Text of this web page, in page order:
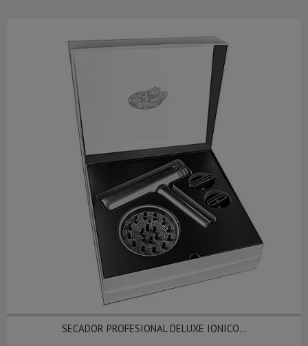
SECADOR PROFESIONAL DELUXE IONICO...